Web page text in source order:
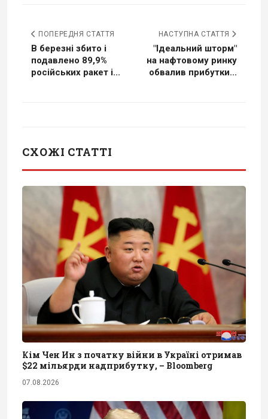
ПОПЕРЕДНЯ СТАТТЯ
В березні збито і
подавлено 89,9%
російських ракет і...
НАСТУПНА СТАТТЯ
"Ідеальний шторм"
на нафтовому ринку
обвалив прибутки...
СХОЖІ СТАТТІ
Кім Чен Ин з початку війни в Україні отримав
$22 мільярди надприбутку, – Bloomberg
07.08.2026